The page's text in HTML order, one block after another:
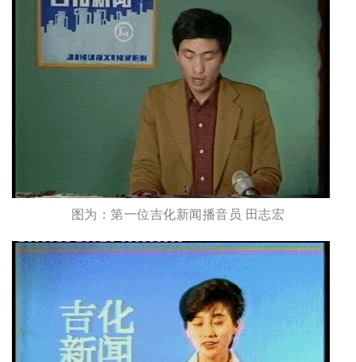
图为：第一位吉化新闻播音员 田志宏